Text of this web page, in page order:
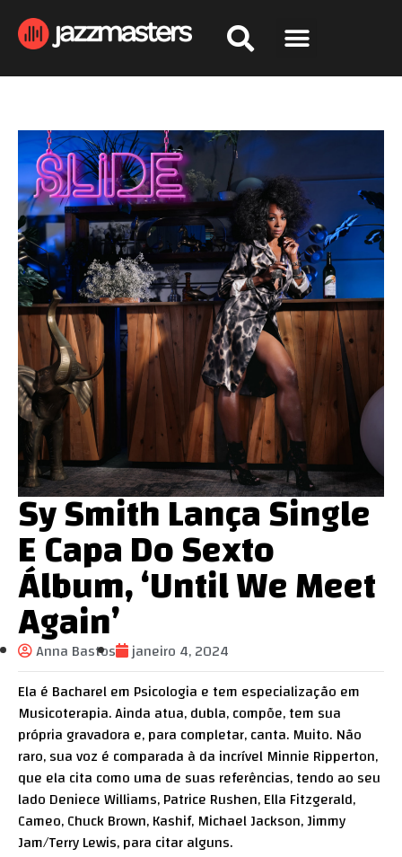
Sy Smith Lança Single
E Capa Do Sexto
Álbum, ‘Until We Meet
Again’
Anna Bastos
janeiro 4, 2024
Ela é Bacharel em Psicologia e tem especialização em
Musicoterapia. Ainda atua, dubla, compõe, tem sua
própria gravadora e, para completar, canta. Muito. Não
raro, sua voz é comparada à da incrível Minnie Ripperton,
que ela cita como uma de suas referências, tendo ao seu
lado Deniece Williams, Patrice Rushen, Ella Fitzgerald,
Cameo, Chuck Brown, Kashif, Michael Jackson, Jimmy
Jam/Terry Lewis, para citar alguns.